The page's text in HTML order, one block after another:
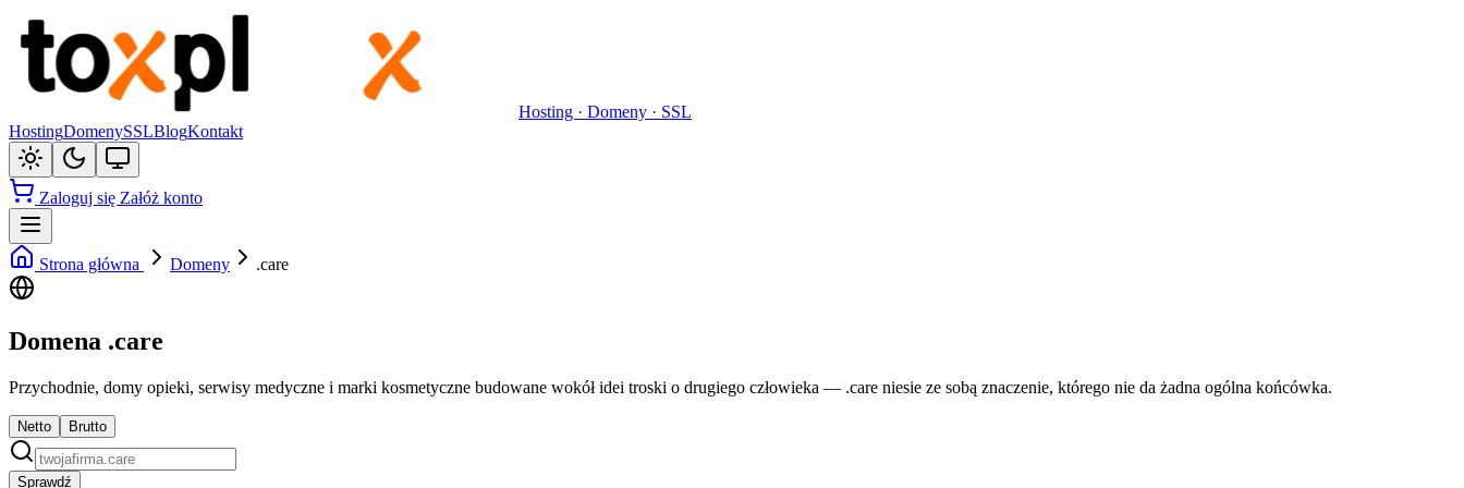
Hosting · Domeny · SSL
HostingDomenySSLBlogKontakt
Zaloguj się Załóż konto
Strona główna Domeny .care
Domena .care
Przychodnie, domy opieki, serwisy medyczne i marki kosmetyczne budowane wokół idei troski o drugiego człowieka — .care niesie ze sobą znaczenie, którego nie da żadna ogólna końcówka.
Netto Brutto
Sprawdź